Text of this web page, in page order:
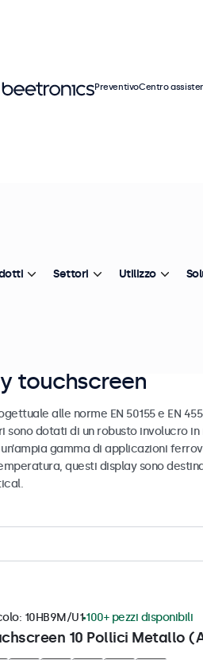
touchscreen
alle norme EN 50155 e EN
dotati di un robusto involucro
gamma di applicazioni
questi display sono
10 Pollici Metallo
10HB9M/U1 100+ pezzi disponibili
PreventivoCentro
Settori Utilizzo